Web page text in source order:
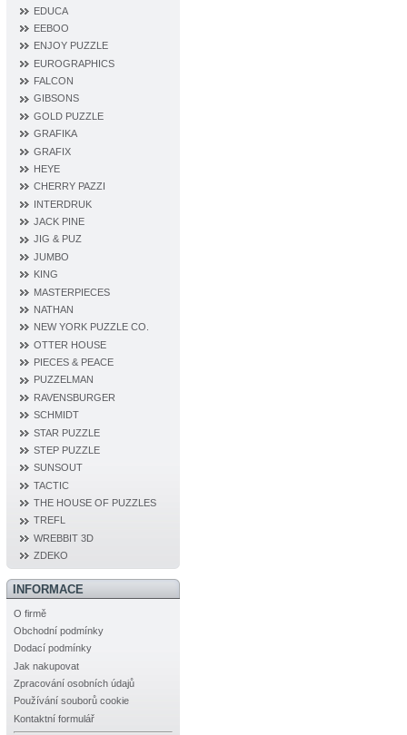
EDUCA
EEBOO
ENJOY PUZZLE
EUROGRAPHICS
FALCON
GIBSONS
GOLD PUZZLE
GRAFIKA
GRAFIX
HEYE
CHERRY PAZZI
INTERDRUK
JACK PINE
JIG & PUZ
JUMBO
KING
MASTERPIECES
NATHAN
NEW YORK PUZZLE CO.
OTTER HOUSE
PIECES & PEACE
PUZZELMAN
RAVENSBURGER
SCHMIDT
STAR PUZZLE
STEP PUZZLE
SUNSOUT
TACTIC
THE HOUSE OF PUZZLES
TREFL
WREBBIT 3D
ZDEKO
INFORMACE
O firmě
Obchodní podmínky
Dodací podmínky
Jak nakupovat
Zpracování osobních údajů
Používání souborů cookie
Kontaktní formulář